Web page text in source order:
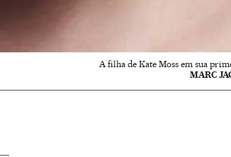
A filha de Kate Moss em sua
MARC